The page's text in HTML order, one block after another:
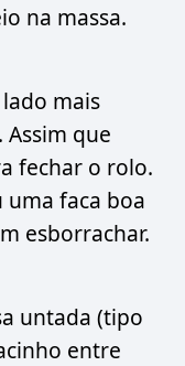
na massa.
mais
que
fechar o rolo.
uma faca boa
esborrachar.
untada (tipo
entre